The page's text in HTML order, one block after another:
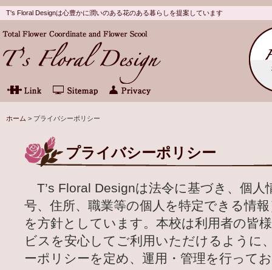
T's Floral Designは心豊かに潤いのある花のある暮らしを提案しています
ホーム > プライバシーポリシー
プライバシーポリシー
T’s Floral Designは法令に基づき、個人
号、住所、職業等の個人を特定できる情
を方針としています。本校は利用者の皆
ビスを安心してご利用いただけるように
ーポリシーを定め、運用・管理を行って